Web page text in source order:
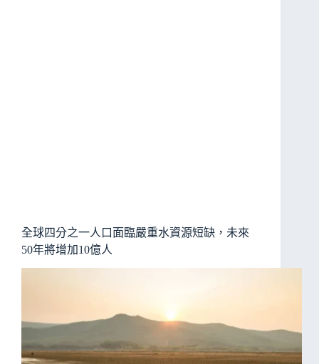
全球四分之一人口面臨嚴重水資源短缺，未來
50年將增加10億人